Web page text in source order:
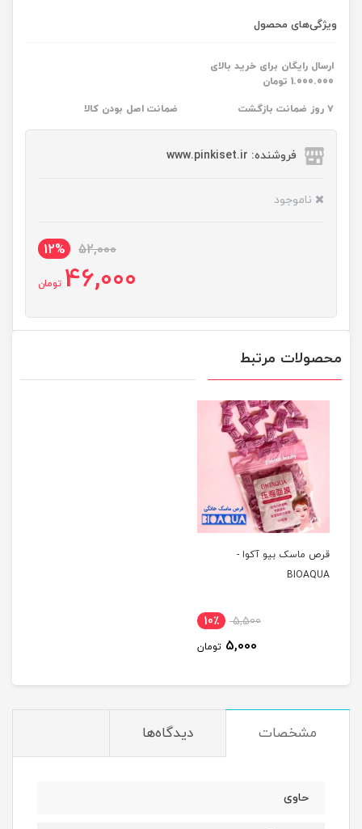
ویژگی‌های محصول
ارسال رایگان برای خرید بالای
1.000.000 تومان
۷ روز ضمانت بازگشت ضمانت اصل بودن کالا
فروشنده: www.pinkiset.ir
ناموجود
52,000
12%
46,000 تومان
محصولات مرتبط
قرص ماسک بیو آکوا -
BIOAQUA
5,500 10٪
5,000 تومان
مشخصات دیدگاه‌ها
حاوی